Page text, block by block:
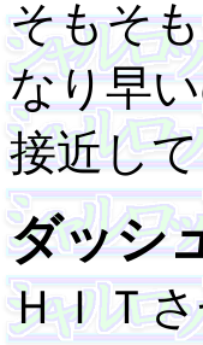
そもそ
なり早
接近し
ダッシ
ＨＩＴ